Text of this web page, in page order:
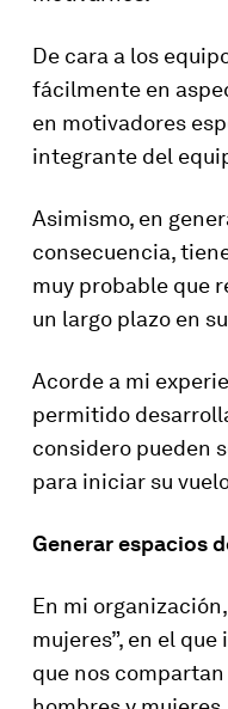
De cara a los
fácilmente en
en motivadores
integrante del
Asimismo, en
consecuencia,
muy probable que
un largo plazo en
Acorde a mi
permitido
considero pueden
para iniciar su
Generar espacios
En mi
mujeres”, en el
que nos